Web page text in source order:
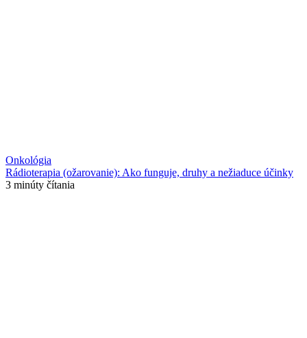
Onkológia
Rádioterapia (ožarovanie): Ako funguje, druhy a nežiaduce účinky
3 minúty čítania